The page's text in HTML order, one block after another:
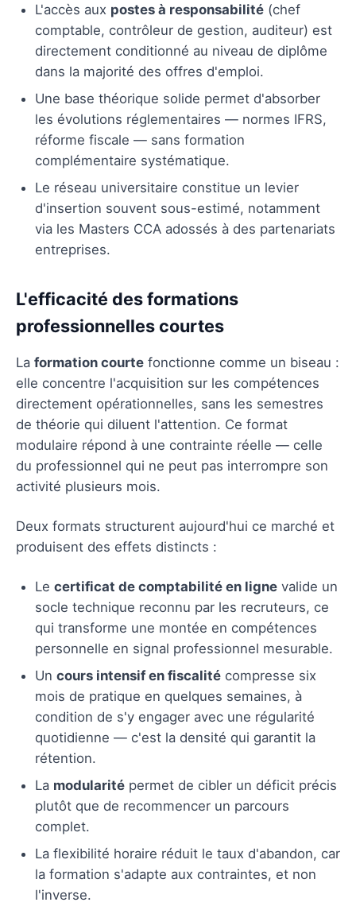
L'accès aux postes à responsabilité (chef
comptable, contrôleur de gestion, auditeur) est
directement conditionné au niveau de diplôme
dans la majorité des offres d'emploi.
Une base théorique solide permet d'absorber
les évolutions réglementaires — normes IFRS,
réforme fiscale — sans formation
complémentaire systématique.
Le réseau universitaire constitue un levier
d'insertion souvent sous-estimé, notamment
via les Masters CCA adossés à des partenariats
entreprises.
L'efficacité des formations
professionnelles courtes
La formation courte fonctionne comme un biseau :
elle concentre l'acquisition sur les compétences
directement opérationnelles, sans les semestres
de théorie qui diluent l'attention. Ce format
modulaire répond à une contrainte réelle — celle
du professionnel qui ne peut pas interrompre son
activité plusieurs mois.
Deux formats structurent aujourd'hui ce marché et
produisent des effets distincts :
Le certificat de comptabilité en ligne valide un
socle technique reconnu par les recruteurs, ce
qui transforme une montée en compétences
personnelle en signal professionnel mesurable.
Un cours intensif en fiscalité compresse six
mois de pratique en quelques semaines, à
condition de s'y engager avec une régularité
quotidienne — c'est la densité qui garantit la
rétention.
La modularité permet de cibler un déficit précis
plutôt que de recommencer un parcours
complet.
La flexibilité horaire réduit le taux d'abandon, car
la formation s'adapte aux contraintes, et non
l'inverse.